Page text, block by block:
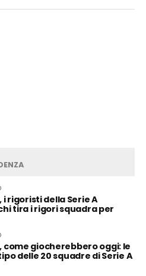
i rigoristi della Serie A
tira i rigori squadra per
come giocherebbero oggi: le
delle 20 squadre di Serie A